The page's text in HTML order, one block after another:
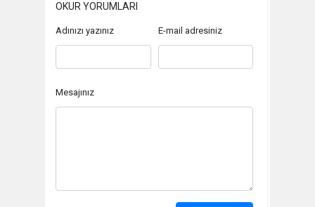
OKUR YORUMLARI
Adınızı yazınız E-mail adresiniz
Mesajınız